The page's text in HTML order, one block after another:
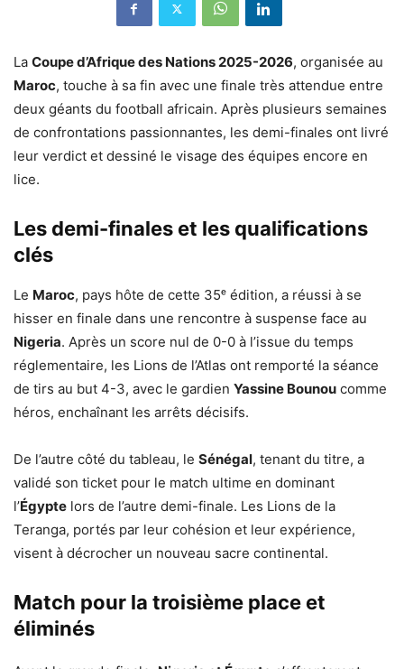
La Coupe d’Afrique des Nations 2025-2026, organisée au
Maroc, touche à sa fin avec une finale très attendue entre
deux géants du football africain. Après plusieurs semaines
de confrontations passionnantes, les demi-finales ont livré
leur verdict et dessiné le visage des équipes encore en
lice.
Les demi-finales et les qualifications
clés
Le Maroc, pays hôte de cette 35ᵉ édition, a réussi à se
hisser en finale dans une rencontre à suspense face au
Nigeria. Après un score nul de 0-0 à l’issue du temps
réglementaire, les Lions de l’Atlas ont remporté la séance
de tirs au but 4-3, avec le gardien Yassine Bounou comme
héros, enchaînant les arrêts décisifs.
De l’autre côté du tableau, le Sénégal, tenant du titre, a
validé son ticket pour le match ultime en dominant
l’Égypte lors de l’autre demi-finale. Les Lions de la
Teranga, portés par leur cohésion et leur expérience,
visent à décrocher un nouveau sacre continental.
Match pour la troisième place et
éliminés